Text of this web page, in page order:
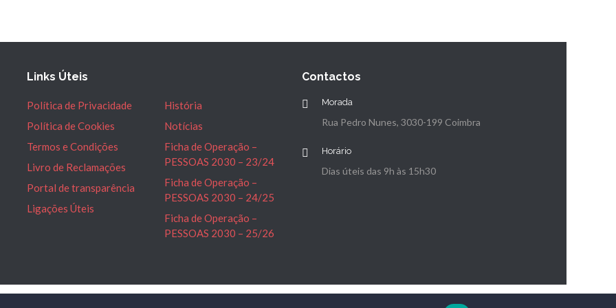
Links Úteis
Política de Privacidade
Política de Cookies
Termos e Condições
Livro de Reclamações
Portal de transparência
Ligações Úteis
História
Notícias
Ficha de Operação –
PESSOAS 2030 – 23/24
Ficha de Operação –
PESSOAS 2030 – 24/25
Ficha de Operação –
PESSOAS 2030 – 25/26
Contactos
Morada
Rua Pedro Nunes, 3030-199 Coimbra
Horário
Dias úteis das 9h às 15h30